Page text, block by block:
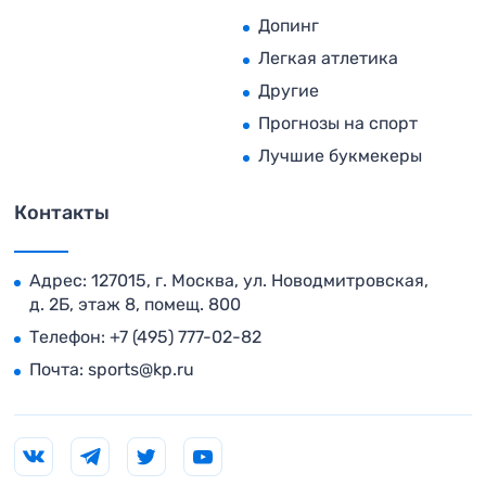
Допинг
Легкая атлетика
Другие
Прогнозы на спорт
Лучшие букмекеры
Контакты
Адрес: 127015, г. Москва, ул. Новодмитровская,
д. 2Б, этаж 8, помещ. 800
Телефон: +7 (495) 777-02-82
Почта: sports@kp.ru